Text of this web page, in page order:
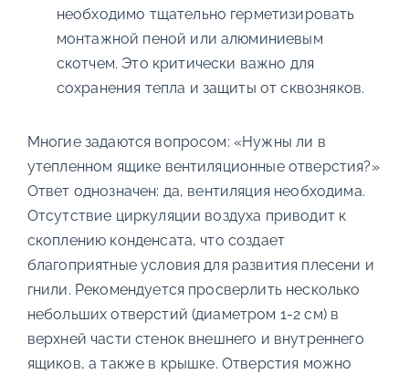
необходимо тщательно герметизировать
монтажной пеной или алюминиевым
скотчем. Это критически важно для
сохранения тепла и защиты от сквозняков.
Многие задаются вопросом: «Нужны ли в
утепленном ящике вентиляционные отверстия?»
Ответ однозначен: да, вентиляция необходима.
Отсутствие циркуляции воздуха приводит к
скоплению конденсата, что создает
благоприятные условия для развития плесени и
гнили. Рекомендуется просверлить несколько
небольших отверстий (диаметром 1-2 см) в
верхней части стенок внешнего и внутреннего
ящиков, а также в крышке. Отверстия можно